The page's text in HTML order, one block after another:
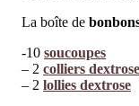
La boîte de
-10 soucoupes
– 2 colliers dextrose
– 2 lollies dextrose